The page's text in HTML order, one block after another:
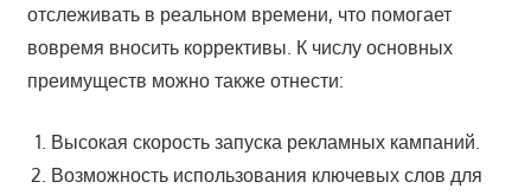
отслеживать в реальном времени, что помогает
вовремя вносить коррективы. К числу основных
преимуществ можно также отнести:
Высокая скорость запуска рекламных кампаний.
Возможность использования ключевых слов для